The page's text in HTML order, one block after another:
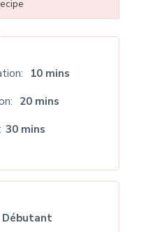
10 mins
20 mins
30 mins
Débutant